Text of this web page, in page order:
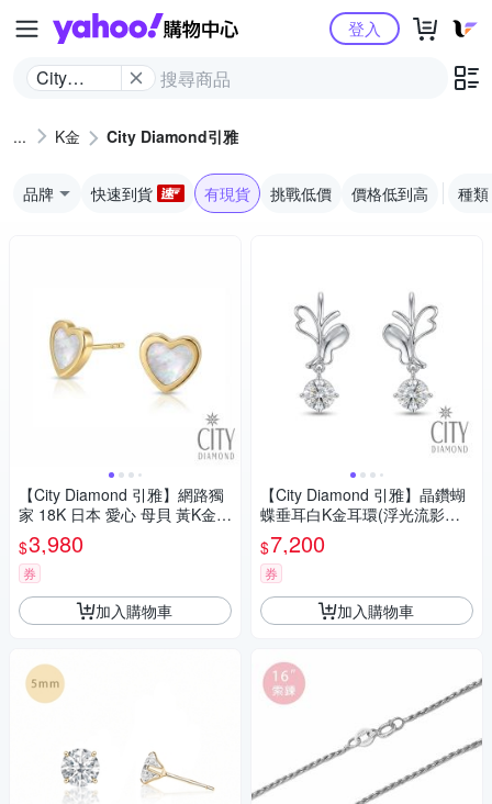
Yahoo購物中心
City
引雅
登入
K金 City Diamond引雅
品牌 快速到貨 有現貨 挑戰低價 價格低到高 種類
【City Diamond 引雅】網路獨
家 18K 日本 愛心 母貝 黃K金
耳環(東京Yuki系列)
$3,980
券
加入購物車
【City Diamond 引雅】晶鑽蝴
蝶垂耳白K金耳環(浮光流影系
列)
$7,200
券
加入購物車